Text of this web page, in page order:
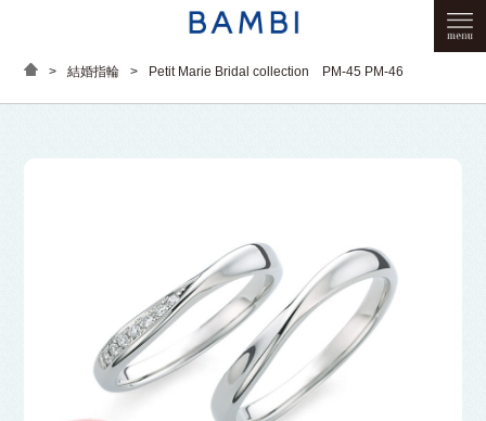
> 結婚指輪 > Petit Marie Bridal collection PM-45 PM-46